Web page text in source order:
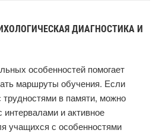
ДИАГНОСТИКА И
особенностей помогает
маршруты обучения. Если
трудностями в памяти, можно
интервалами и активное
учащихся с особенностями